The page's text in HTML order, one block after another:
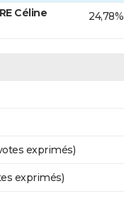
Céline 24,78%
exprimés)
exprimés)